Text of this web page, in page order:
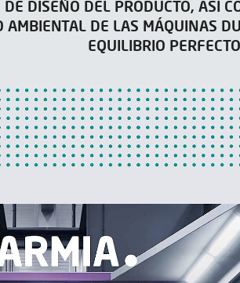
DE DISEÑO DEL PRODUCTO, ASÍ
AMBIENTAL DE LAS MÁQUINAS
EQUILIBRIO